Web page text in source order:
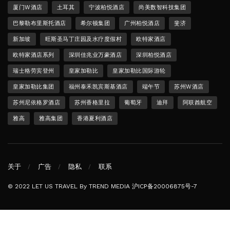
厦门W酒店 土耳其 宁波柏悦酒店 尚美数智科技集团
巴黎勒布里斯托酒店 希尔顿集团 广州柏悦酒店 斐济
新加坡 旺斯圣马丁庄园及水疗度假村 欧特家酒店
欧特家酒店系列 深圳佳兆业万豪酒店 深圳柏悦酒店
瑞士格劳宾登州 皇家加勒比 皇家加勒比国际游轮
皇家加勒比集团 福州泰禾凯宾斯基酒店 端午节 苏州W酒店
苏州尼依格罗酒店 苏州香格里拉 葡萄牙 迪拜 阿联酋航空
雅高 雅高集团 香港夏利酒店
关于 广告 隐私 联系
© 2022 LET US TRAVEL By TREND MEDIA 沪ICP备20006875号-7